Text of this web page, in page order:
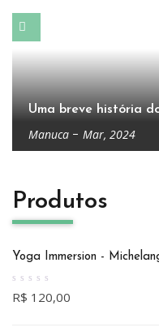
Uma breve história
Manuca Mar, 2024
Produtos
Yoga Immersion -
0
out
R$ 120,00